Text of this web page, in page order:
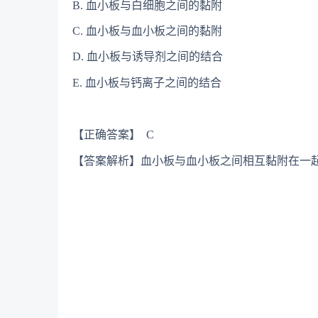
B. 血小板与白细胞之间的黏附
C. 血小板与血小板之间的黏附
D. 血小板与诱导剂之间的结合
E. 血小板与钙离子之间的结合
【正确答案】 C
【答案解析】血小板与血小板之间相互黏附在一